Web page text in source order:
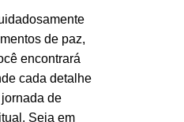
de paz,
encontrará
cada detalhe
de
Seja em